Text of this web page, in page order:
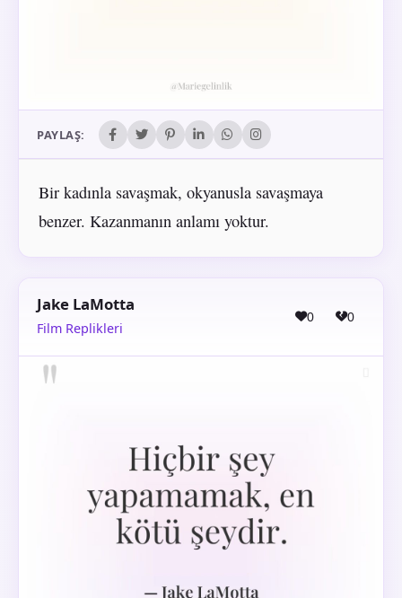
PAYLAŞ:
Bir kadınla savaşmak, okyanusla savaşmaya
benzer. Kazanmanın anlamı yoktur.
Jake LaMotta
Film Replikleri
0 0